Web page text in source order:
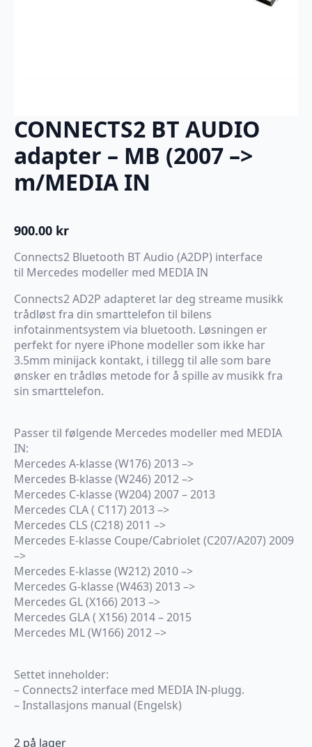
CONNECTS2 BT AUDIO
adapter – MB (2007 –>
m/MEDIA IN
900.00 kr
Connects2 Bluetooth BT Audio (A2DP) interface
til Mercedes modeller med MEDIA IN
Connects2 AD2P adapteret lar deg streame musikk
trådløst fra din smarttelefon til bilens
infotainmentsystem via bluetooth. Løsningen er
perfekt for nyere iPhone modeller som ikke har
3.5mm minijack kontakt, i tillegg til alle som bare
ønsker en trådløs metode for å spille av musikk fra
sin smarttelefon.
Passer til følgende Mercedes modeller med MEDIA
IN:
Mercedes A-klasse (W176) 2013 –>
Mercedes B-klasse (W246) 2012 –>
Mercedes C-klasse (W204) 2007 – 2013
Mercedes CLA ( C117) 2013 –>
Mercedes CLS (C218) 2011 –>
Mercedes E-klasse Coupe/Cabriolet (C207/A207) 2009
–>
Mercedes E-klasse (W212) 2010 –>
Mercedes G-klasse (W463) 2013 –>
Mercedes GL (X166) 2013 –>
Mercedes GLA ( X156) 2014 – 2015
Mercedes ML (W166) 2012 –>
Settet inneholder:
– Connects2 interface med MEDIA IN-plugg.
– Installasjons manual (Engelsk)
2 på lager